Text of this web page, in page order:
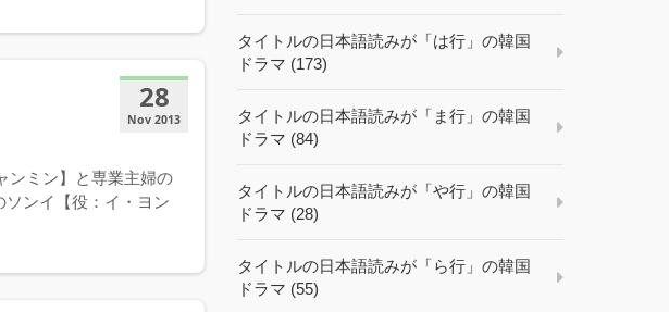
28
Nov 2013
ンミン】と専業主婦の
ソンイ【役：イ・ヨン
タイトルの日本語読みが「は行」の韓国
ドラマ (173)
タイトルの日本語読みが「ま行」の韓国
ドラマ (84)
タイトルの日本語読みが「や行」の韓国
ドラマ (28)
タイトルの日本語読みが「ら行」の韓国
ドラマ (55)